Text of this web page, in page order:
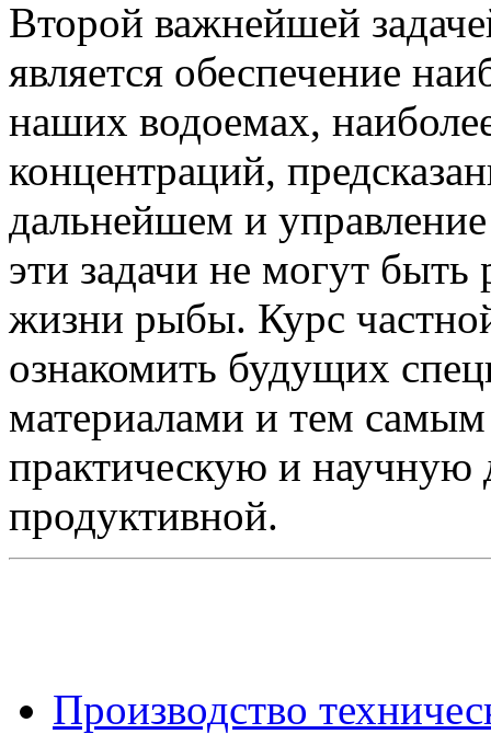
Второй важнейшей
является обеспечение
наших водоемах,
концентраций,
дальнейшем и
эти задачи не могут
жизни рыбы. Курс
ознакомить будущих
материалами и тем
практическую и научную
продуктивной.
Производство